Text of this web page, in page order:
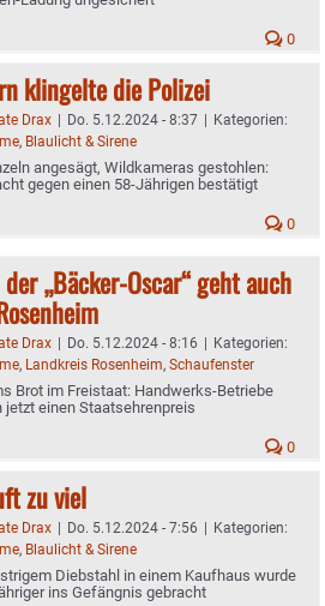
0
klingelte die Polizei
Drax | Do. 5.12.2024 - 8:37 | Kategorien:
, Blaulicht & Sirene
angesägt, Wildkameras gestohlen:
gegen einen 58-Jährigen bestätigt
0
„Bäcker-Oscar“ geht auch
Drax | Do. 5.12.2024 - 8:16 | Kategorien:
, Landkreis Rosenheim, Schaufenster
Brot im Freistaat: Handwerks-Betriebe
jetzt einen Staatsehrenpreis
0
zu viel
Drax | Do. 5.12.2024 - 7:56 | Kategorien:
, Blaulicht & Sirene
Diebstahl in einem Kaufhaus wurde
ins Gefängnis gebracht